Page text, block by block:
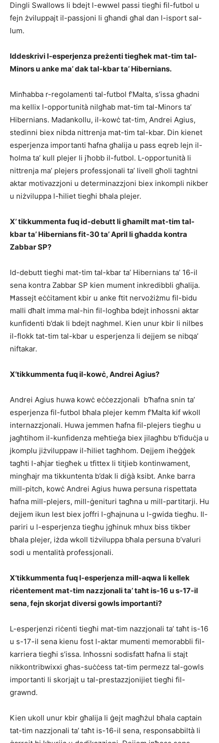
Dingli Swallows li bdejt l-ewwel passi tiegħi fil-futbol u
fejn żviluppajt il-passjoni li għandi għal dan l-isport sal-
lum.
Iddeskrivi l-esperjenza preżenti tiegħek mat-tim tal-
Minors u anke ma’ dak tal-kbar ta’ Hibernians.
Minħabba r-regolamenti tal-futbol f’Malta, s’issa għadni
ma kellix l-opportunità nilgħab mat-tim tal-Minors ta’
Hibernians. Madankollu, il-kowċ tat-tim, Andrei Agius,
stedinni biex nibda nittrenja mat-tim tal-kbar. Din kienet
esperjenza importanti ħafna għalija u pass eqreb lejn il-
ħolma ta’ kull plejer li jħobb il-futbol. L-opportunità li
nittrenja ma’ plejers professjonali ta’ livell għoli taghtni
aktar motivazzjoni u determinazzjoni biex inkompli nikber
u niżviluppa l-ħiliet tiegħi bħala plejer.
X’tikkummenta fuq id-debutt li għamilt mat-tim tal-
kbar ta’ Hibernians fit-30 ta’ April li għadda kontra
Zabbar SP?
Id-debutt tiegħi mat-tim tal-kbar ta’ Hibernians ta’ 16-il
sena kontra Zabbar SP kien mument inkredibbli għalija.
Ħassejt eċċitament kbir u anke ftit nervożiżmu fil-bidu
malli dħalt imma mal-hin fil-logħba bdejt inħossni aktar
kunfidenti b’dak li bdejt naghmel. Kien unur kbir li nilbes
il-flokk tat-tim tal-kbar u esperjenza li dejjem se nibqa’
niftakar.
X’tikkummenta fuq il-kowċ, Andrei Agius?
Andrei Agius huwa kowċ eċċezzjonali b’ħafna snin ta’
esperjenza fil-futbol bħala plejer kemm f’Malta kif wkoll
internazzjonali. Huwa jemmen ħafna fil-plejers tiegħu u
jagħtihom il-kunfidenza meħtieġa biex jilagħbu b’fiduċja u
jkomplu jiżviluppaw il-ħiliet tagħhom. Dejjem iħeġġek
tagħti l-aħjar tiegħek u tfittex li titjieb kontinwament,
mingħajr ma tikkuntenta b’dak li diġà ksibt. Anke barra
mill-pitch, kowċ Andrei Agius huwa persuna rispettata
ħafna mill-plejers, mill-ġenituri tagħna u mill-partitarji. Hu
dejjem ikun lest biex joffri l-għajnuna u l-gwida tiegħu. Il-
pariri u l-esperjenza tiegħu jgħinuk mhux biss tikber
bħala plejer, iżda wkoll tiżviluppa bħala persuna b’valuri
sodi u mentalità professjonali.
X’tikkummenta fuq l-esperjenza mill-aqwa li kellek
riċentement mat-tim nazzjonali ta’ taħt is-16 u s-17-il
sena, fejn skorjat diversi gowls importanti?
L-esperjenzi riċenti tiegħi mat-tim nazzjonali ta’ taħt is-16
u s-17-il sena kienu fost l-aktar mumenti memorabbli fil-
karriera tiegħi s’issa. Inħossni sodisfatt ħafna li stajt
nikkontribwixxi għas-suċċess tat-tim permezz tal-gowls
importanti li skorjajt u tal-prestazzjonijiet tiegħi fil-
grawnd.
Kien ukoll unur kbir għalija li ġejt magħżul bħala captain
tat-tim nazzjonali ta’ taħt is-16-il sena, responsabbiltà li